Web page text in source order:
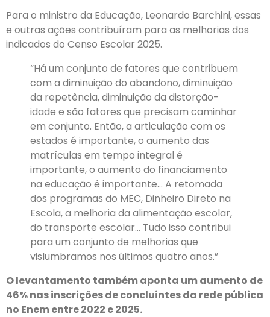
Para o ministro da Educação, Leonardo Barchini, essas
e outras ações contribuíram para as melhorias dos
indicados do Censo Escolar 2025.
“Há um conjunto de fatores que contribuem
com a diminuição do abandono, diminuição
da repetência, diminuição da distorção-
idade e são fatores que precisam caminhar
em conjunto. Então, a articulação com os
estados é importante, o aumento das
matrículas em tempo integral é
importante, o aumento do financiamento
na educação é importante… A retomada
dos programas do MEC, Dinheiro Direto na
Escola, a melhoria da alimentação escolar,
do transporte escolar… Tudo isso contribui
para um conjunto de melhorias que
vislumbramos nos últimos quatro anos.”
O levantamento também aponta um aumento de
46% nas inscrições de concluintes da rede pública
no Enem entre 2022 e 2025.